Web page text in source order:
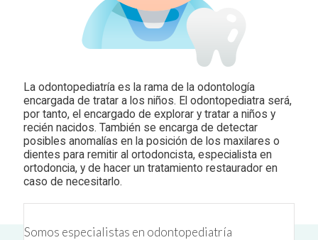
La odontopediatría es la rama de la odontología
encargada de tratar a los niños. El odontopediatra será,
por tanto, el encargado de explorar y tratar a niños y
recién nacidos. También se encarga de detectar
posibles anomalías en la posición de los maxilares o
dientes para remitir al ortodoncista, especialista en
ortodoncia, y de hacer un tratamiento restaurador en
caso de necesitarlo.
Somos especialistas en odontopediatría